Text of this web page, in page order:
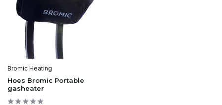
Bromic Heating
Hoes Bromic Portable
gasheater